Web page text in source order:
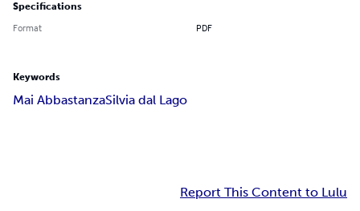
Specifications
Format PDF
Keywords
Mai AbbastanzaSilvia dal Lago
Report This Content to Lulu